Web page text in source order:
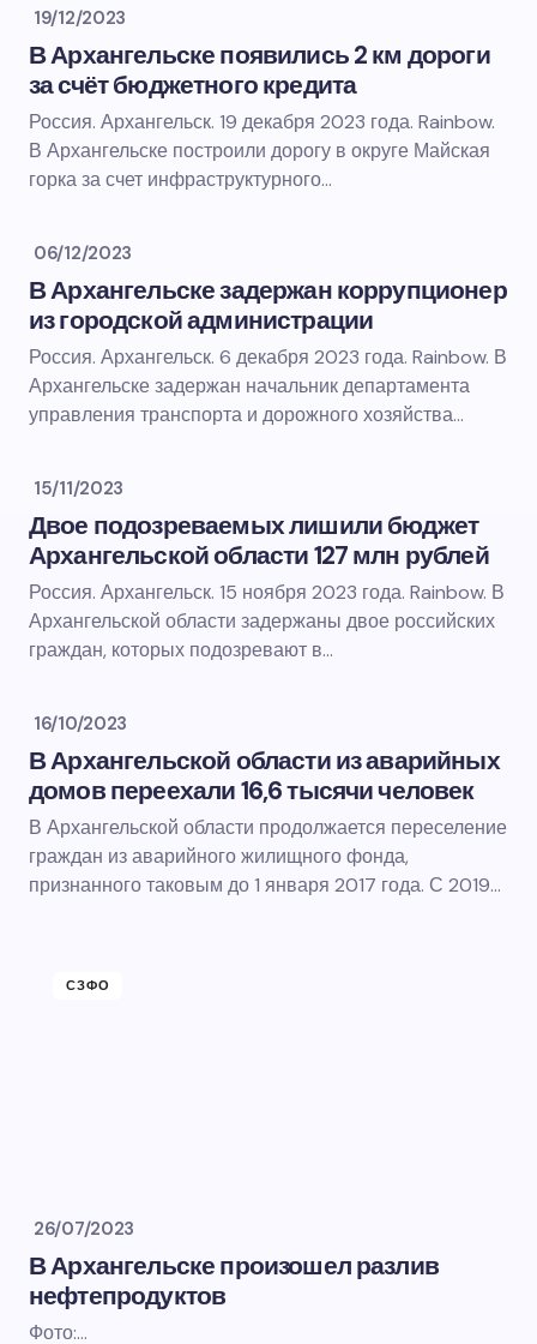
19/12/2023
В Архангельске появились 2 км дороги
за счёт бюджетного кредита
Россия. Архангельск. 19 декабря 2023 года. Rainbow.
В Архангельске построили дорогу в округе Майская
горка за счет инфраструктурного…
06/12/2023
В Архангельске задержан коррупционер
из городской администрации
Россия. Архангельск. 6 декабря 2023 года. Rainbow. В
Архангельске задержан начальник департамента
управления транспорта и дорожного хозяйства…
15/11/2023
Двое подозреваемых лишили бюджет
Архангельской области 127 млн рублей
Россия. Архангельск. 15 ноября 2023 года. Rainbow. В
Архангельской области задержаны двое российских
граждан, которых подозревают в…
16/10/2023
В Архангельской области из аварийных
домов переехали 16,6 тысячи человек
В Архангельской области продолжается переселение
граждан из аварийного жилищного фонда,
признанного таковым до 1 января 2017 года. С 2019…
СЗФО
26/07/2023
В Архангельске произошел разлив
нефтепродуктов
Фото:…